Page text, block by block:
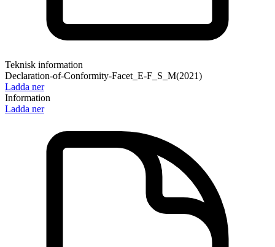
Teknisk information
Declaration-of-Conformity-Facet_E-F_S_M(2021)
Ladda ner
Information
Ladda ner